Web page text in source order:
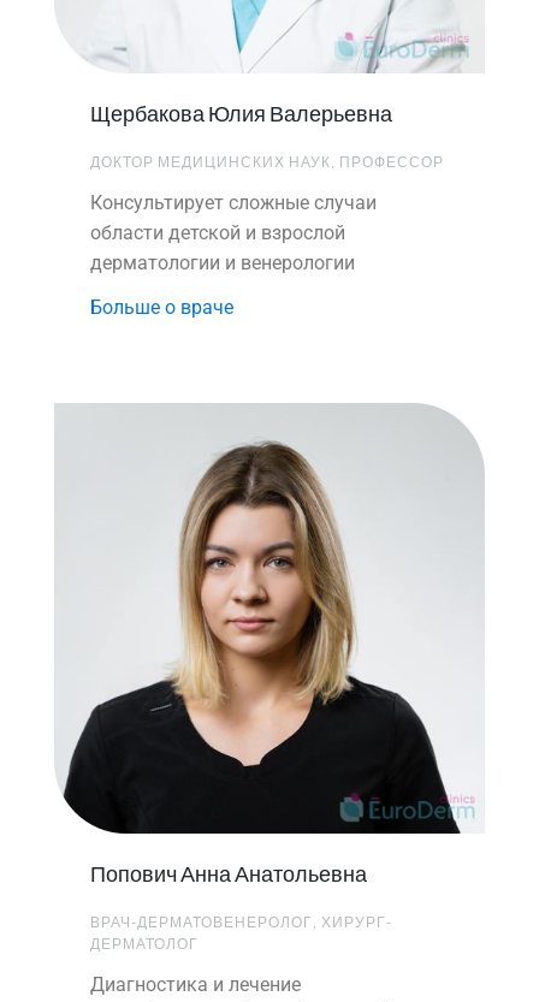
Щербакова Юлия Валерьевна
ДОКТОР МЕДИЦИНСКИХ НАУК, ПРОФЕССОР
Консультирует сложные случаи
области детской и взрослой
дерматологии и венерологии
Больше о враче
Попович Анна Анатольевна
ВРАЧ-ДЕРМАТОВЕНЕРОЛОГ, ХИРУРГ-
ДЕРМАТОЛОГ
Диагностика и лечение